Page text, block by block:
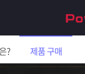
? 제품 구매